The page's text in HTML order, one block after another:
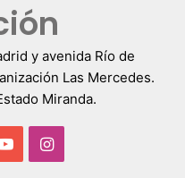
y avenida Río de
Las Mercedes.
Miranda.
YouTubeInstagram